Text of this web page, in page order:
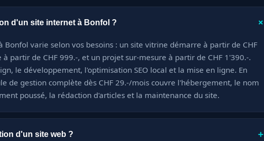
d'un site internet à Bonfol ? +
Bonfol varie selon vos besoins : un site vitrine démarre à partir de CHF
partir de CHF 999.-, et un projet sur-mesure à partir de CHF 1'390.-.
le développement, l'optimisation SEO local et la mise en ligne. En
de gestion complète dès CHF 29.-/mois couvre l'hébergement, le nom
poussé, la rédaction d'articles et la maintenance du site.
d'un site web ? +